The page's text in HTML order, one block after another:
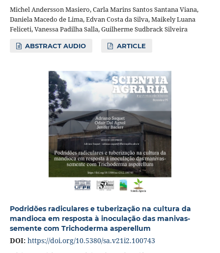
Michel Andersson Masiero, Carla Marins Santos Santana Viana,
Daniela Macedo de Lima, Edvan Costa da Silva, Maikely Luana
Feliceti, Vanessa Padilha Salla, Guilherme Sudbrack Silveira
ABSTRACT AUDIO ARTICLE
Podridões radiculares e tuberização na cultura da
mandioca em resposta à inoculação das manivas-
semente com Trichoderma asperellum
DOI: https://doi.org/10.5380/sa.v21i2.100743